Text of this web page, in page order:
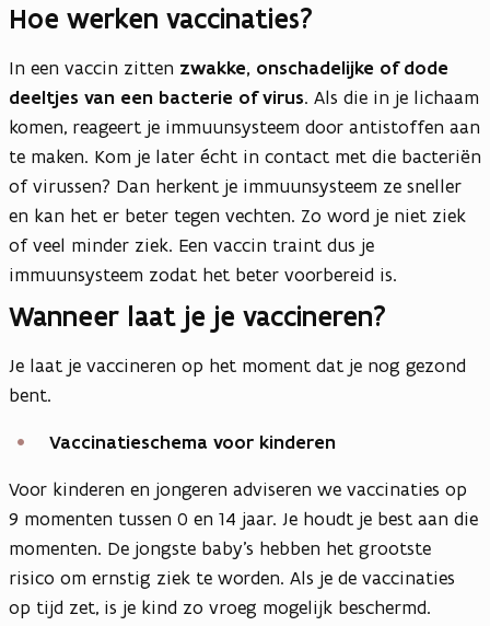
Hoe werken vaccinaties?
In een vaccin zitten zwakke, onschadelijke of dode
deeltjes van een bacterie of virus. Als die in je lichaam
komen, reageert je immuunsysteem door antistoffen aan
te maken. Kom je later écht in contact met die bacteriën
of virussen? Dan herkent je immuunsysteem ze sneller
en kan het er beter tegen vechten. Zo word je niet ziek
of veel minder ziek. Een vaccin traint dus je
immuunsysteem zodat het beter voorbereid is.
Wanneer laat je je vaccineren?
Je laat je vaccineren op het moment dat je nog gezond
bent.
Vaccinatieschema voor kinderen
Voor kinderen en jongeren adviseren we vaccinaties op
9 momenten tussen 0 en 14 jaar. Je houdt je best aan die
momenten. De jongste baby’s hebben het grootste
risico om ernstig ziek te worden. Als je de vaccinaties
op tijd zet, is je kind zo vroeg mogelijk beschermd.